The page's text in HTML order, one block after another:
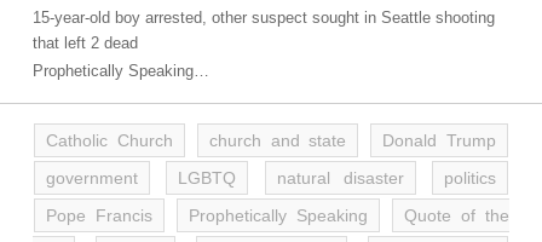
15-year-old boy arrested, other suspect sought in Seattle shooting
that left 2 dead
Prophetically Speaking…
Catholic Church church and state
Donald Trump
government
LGBTQ natural disaster
politics
Pope Francis
Prophetically Speaking
Quote of the